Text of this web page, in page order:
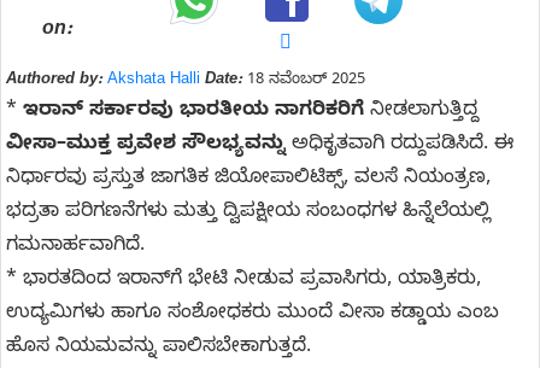
on:
Authored by: Akshata Halli Date:18 ನವೆಂಬರ್ 2025
* ಇರಾನ್ ಸರ್ಕಾರವು ಭಾರತೀಯ ನಾಗರಿಕರಿಗೆ ನೀಡಲಾಗುತ್ತಿದ್ದ
ವೀಸಾ–ಮುಕ್ತ ಪ್ರವೇಶ ಸೌಲಭ್ಯವನ್ನುಅಧಿಕೃತವಾಗಿ ರದ್ದುಪಡಿಸಿದೆ. ಈ
ನಿರ್ಧಾರವು ಪ್ರಸ್ತುತ ಜಾಗತಿಕ ಜಿಯೋಪಾಲಿಟಿಕ್ಸ್, ವಲಸೆ ನಿಯಂತ್ರಣ,
ಭದ್ರತಾ ಪರಿಗಣನೆಗಳು ಮತ್ತು ದ್ವಿಪಕ್ಷೀಯ ಸಂಬಂಧಗಳ ಹಿನ್ನೆಲೆಯಲ್ಲಿ
ಗಮನಾರ್ಹವಾಗಿದೆ.
* ಭಾರತದಿಂದ ಇರಾನ್‌ಗೆ ಭೇಟಿ ನೀಡುವ ಪ್ರವಾಸಿಗರು, ಯಾತ್ರಿಕರು,
ಉದ್ಯಮಿಗಳು ಹಾಗೂ ಸಂಶೋಧಕರು ಮುಂದೆ ವೀಸಾ ಕಡ್ಡಾಯ ಎಂಬ
ಹೊಸ ನಿಯಮವನ್ನು ಪಾಲಿಸಬೇಕಾಗುತ್ತದೆ.